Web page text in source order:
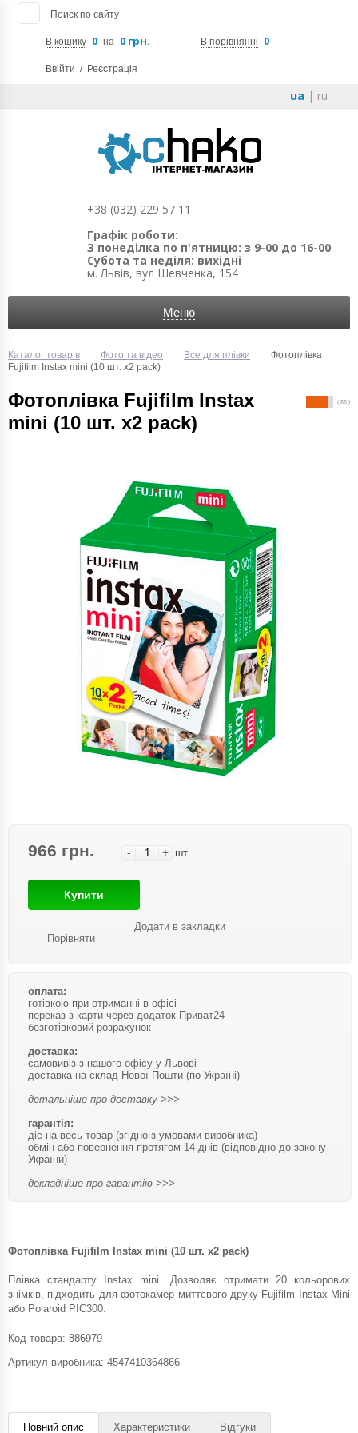
Поиск по сайту
В кошику 0 на 0 грн. В порівнянні 0
Ввійти / Реєстрація
ua | ru
+38 (032) 229 57 11
Графік роботи:
З понеділка по п'ятницю: з 9-00 до 16-00
Субота та неділя: вихідні
м. Львів, вул Шевченка, 154
Меню
Каталог товарів Фото та відео Все для плівки
Фотоплівка
Fujifilm Instax mini (10 шт. х2 pack)
Фотоплівка Fujifilm Instax
mini (10 шт. х2 pack)
( 86 )
966 грн. - + шт
Купити
Порівняти
Додати в закладки
оплата:
готівкою при отриманні в офісі
переказ з карти через додаток Приват24
безготівковий розрахунок
доставка:
самовивіз з нашого офісу у Львові
доставка на склад Нової Пошти (по Україні)
детальніше про доставку >>>
гарантія:
діє на весь товар (згідно з умовами виробника)
обмін або повернення протягом 14 днів (відповідно до закону
України)
докладніше про гарантію >>>
Фотоплівка Fujifilm Instax mini (10 шт. х2 pack)
Плівка стандарту Instax mini. Дозволяє отримати 20 кольорових
знімків, підходить для фотокамер миттєвого друку Fujifilm Instax Mini
або Polaroid PIC300.
Код товара: 886979
Артикул виробника: 4547410364866
Повний опис Характеристики Відгуки